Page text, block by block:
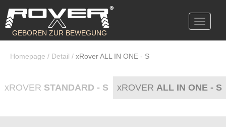
Toggle
GEBOREN ZUR BEWEGUNG
Homepage / Detail / xRover ALL IN ONE - S
xROVER STANDARD - S xROVER ALL IN ONE - S